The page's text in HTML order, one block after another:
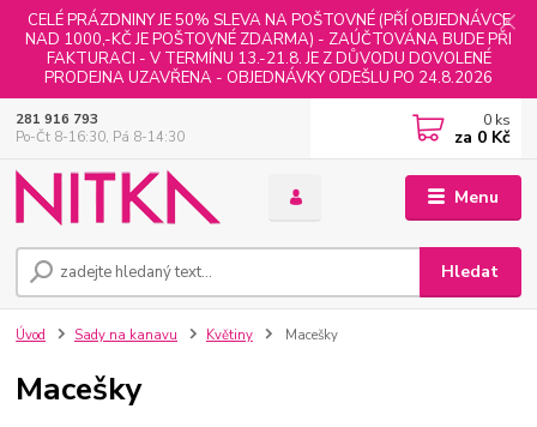
CELÉ PRÁZDNINY JE 50% SLEVA NA POŠTOVNÉ (PŘÍ OBJEDNÁVCE
NAD 1000,-KČ JE POŠTOVNÉ ZDARMA) - ZAÚČTOVÁNA BUDE PŘI
FAKTURACI - V TERMÍNU 13.-21.8. JE Z DŮVODU DOVOLENÉ
PRODEJNA UZAVŘENA - OBJEDNÁVKY ODEŠLU PO 24.8.2026
Menu
Hledat
281 916 793
Po-Čt 8-16:30, Pá 8-14:30
0 ks
za 0 Kč
Úvod Sady na kanavu Květiny Macešky
Macešky